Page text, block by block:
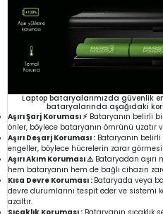
Laptop bataryalarımızda güvenlik
bataryalarında aşağıdaki
Aşırı Şarj Koruması ⚡ Bataryanın belirli
önler, böylece bataryanın ömrünü uzatır
Aşırı Deşarj Koruması : Bataryanın
engeller, böylece hücrelerin zarar
Aşırı Akım Koruması ⚠️Bataryadan aşırı
hem bataryanın hem de bağlı cihazın
Kısa Devre Koruması : Bataryada veya
devre durumlarını tespit eder ve
azaltır.